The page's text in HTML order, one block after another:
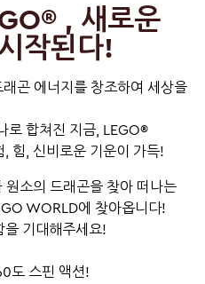
, 새로운
작된다!
곤 에너지를 창조하여 세상을
로 합쳐진 지금, LEGO®
힘, 신비로운 기운이 가득!
원소의 드래곤을 찾아 떠나는
WORLD에 찾아옵니다!
을 기대해주세요!
도 스핀 액션!